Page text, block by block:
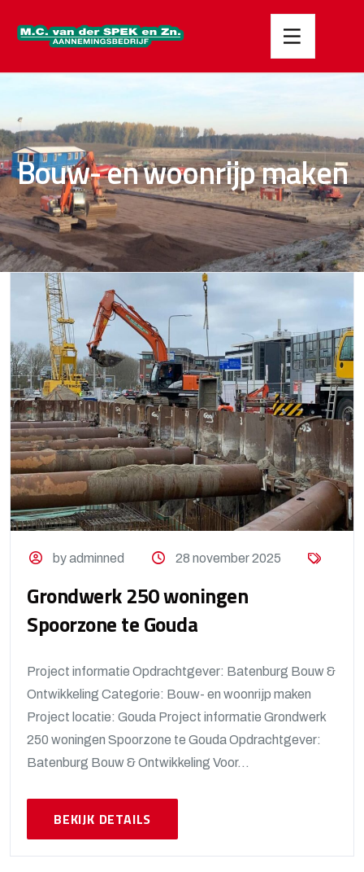
Bouw- en woonrijp maken
by adminned 28 november 2025
Grondwerk 250 woningen
Spoorzone te Gouda
Project informatie Opdrachtgever: Batenburg Bouw &
Ontwikkeling Categorie: Bouw- en woonrijp maken
Project locatie: Gouda Project informatie Grondwerk
250 woningen Spoorzone te Gouda Opdrachtgever:
Batenburg Bouw & Ontwikkeling Voor...
BEKIJK DETAILS